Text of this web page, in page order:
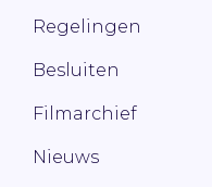
Regelingen
Besluiten
Filmarchief
Nieuws